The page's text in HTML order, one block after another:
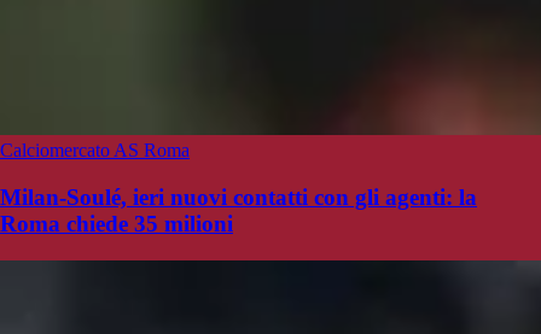
Calciomercato AS Roma
Milan-Soulé, ieri nuovi contatti con gli agenti: la
Roma chiede 35 milioni